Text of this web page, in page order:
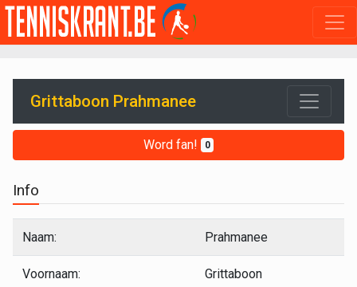
Grittaboon Prahmanee
Word fan! 0
Info
Naam: Prahmanee
Voornaam: Grittaboon